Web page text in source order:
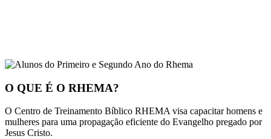
O QUE É O RHEMA?
O Centro de Treinamento Bíblico RHEMA visa capacitar homens e
mulheres para uma propagação eficiente do Evangelho pregado por
Jesus Cristo.